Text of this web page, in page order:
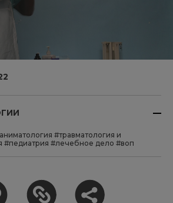
#травматология и
#педиатрия #лечебное дело #воп